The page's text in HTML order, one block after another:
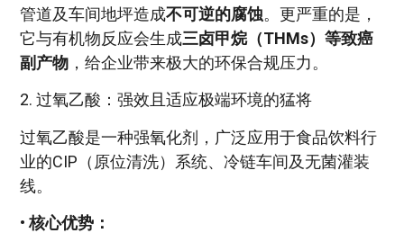
管道及车间地坪造成不可逆的腐蚀。更严重的是，
它与有机物反应会生成三卤甲烷（THMs）等致癌
副产物 ，给企业带来极大的环保合规压力。
2. 过氧乙酸：强效且适应极端环境的猛将
过氧乙酸是一种强氧化剂，广泛应用于食品饮料行
业的CIP（原位清洗）系统、冷链车间及无菌灌装
线。
•核心优势：